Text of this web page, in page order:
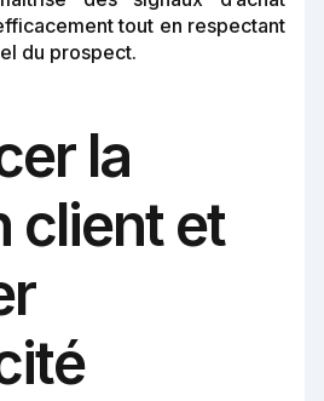
tout en respectant
du prospect.
la
client et